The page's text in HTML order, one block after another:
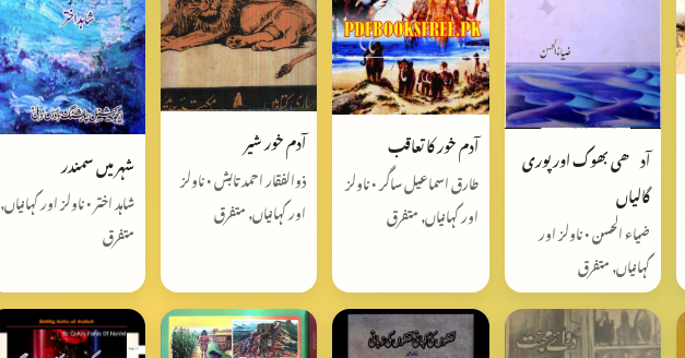
آدھی بھوک اور پوری
گالیاں
ضیاء الحسن • ناولز اور
کہانیاں, متفرق
آدم خور کا تعاقب
طارق اسماعیل ساگر • ناولز
اور کہانیاں, متفرق
آدم خور شیر
ذوالفقار احمد تابش • ناولز
اور کہانیاں, متفرق
شہر میں سمندر
شاہد اختر • ناولز اور کہانیاں,
متفرق